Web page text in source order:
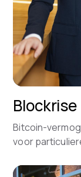
Blockrise
Bitcoin-
voor